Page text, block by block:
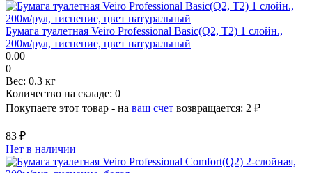
Бумага туалетная Veiro Professional Basic(Q2, Т2) 1 слойн.,
200м/рул, тиснение, цвет натуральный
0.00
0
Вес: 0.3 кг
Количество на складе: 0
Покупаете этот товар - на ваш счет возвращается: 2 ₽
83 ₽
Нет в наличии